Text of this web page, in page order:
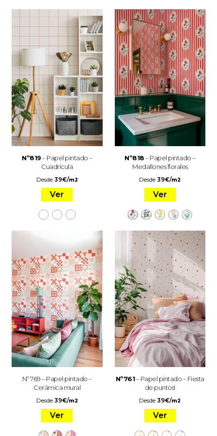
Nº819– Papel pintado –
Cuadrícula
Desde 39€/m2
Ver
Nº818– Papel pintado –
Medallones florales
Desde39€/m2
Ver
Nº 769 – Papel pintado –
Cerámica mural
Desde 39€/m2
Ver
Nº761– Papel pintado – Fiesta
de puntos!
Desde39€/m2
Ver